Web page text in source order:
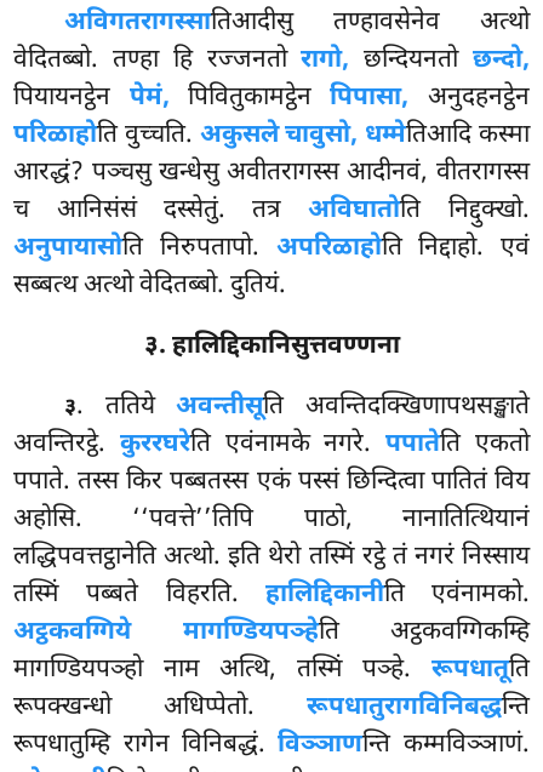
अविगतरागस्सातिआदीसु तण्हावसेनेव अत्थो
वेदितब्बो. तण्हा हि रज्जनतोरागो, छन्दियनतो छन्दो,
पियायनट्ठेन पेमं, पिवितुकामट्ठेनपिपासा, अनुदहनट्ठेन
परिळाहोति वुच्चति. अकुसले चावुसो, धम्मेतिआदि कस्मा
आरद्धं? पञ्चसु खन्धेसु अवीतरागस्स आदीनवं, वीतरागस्स
च आनिसंसं दस्सेतुं. तत्रअविघातोति निद्दुक्खो.
अनुपायासोति निरुपतापो. अपरिळाहोति निद्दाहो. एवं
सब्बत्थ अत्थो वेदितब्बो. दुतियं.
३. हालिद्दिकानिसुत्तवण्णना
३. ततियेअवन्तीसूति अवन्तिदक्खिणापथसङ्खाते
अवन्तिरट्ठे. कुररघरेति एवंनामके नगरे.पपातेति एकतो
पपाते. तस्स किर पब्बतस्स एकं पस्सं छिन्दित्वा पातितं विय
अहोसि. ‘‘पवत्ते’’तिपि पाठो, नानातित्थियानं
लद्धिपवत्तट्ठानेति अत्थो. इति थेरो तस्मिं रट्ठे तं नगरं निस्साय
तस्मिं पब्बते विहरति. हालिद्दिकानीति एवंनामको.
अट्ठकवग्गिये मागण्डियपञ्हेति अट्ठकवग्गिकम्हि
मागण्डियपञ्हो नाम अत्थि, तस्मिं पञ्हे. रूपधातूति
रूपक्खन्धो अधिप्पेतो. रूपधातुरागविनिबद्धन्ति
रूपधातुम्हि रागेन विनिबद्धं.विञ्ञाणन्ति कम्मविञ्ञाणं.